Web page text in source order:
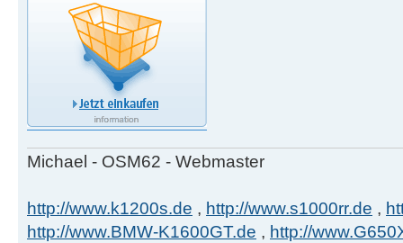
Michael - OSM62 - Webmaster
http://www.k1200s.de , http://www.s1000rr.de ,
http://www.BMW-K1600GT.de , http://